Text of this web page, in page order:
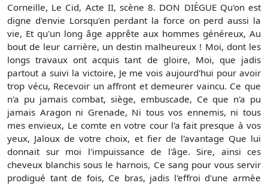
Corneille, Le Cid, Acte II, scène 8. DON DIÈGUE Qu'on est
digne d'envie Lorsqu'en perdant la force on perd aussi la
vie, Et qu'un long âge apprête aux hommes généreux, Au
bout de leur carrière, un destin malheureux ! Moi, dont les
longs travaux ont acquis tant de gloire, Moi, que jadis
partout a suivi la victoire, Je me vois aujourd'hui pour avoir
trop vécu, Recevoir un affront et demeurer vaincu. Ce que
n'a pu jamais combat, siège, embuscade, Ce que n'a pu
jamais Aragon ni Grenade, Ni tous vos ennemis, ni tous
mes envieux, Le comte en votre cour l'a fait presque à vos
yeux, Jaloux de votre choix, et fier de l'avantage Que lui
donnait sur moi l'impuissance de l'âge. Sire, ainsi ces
cheveux blanchis sous le harnois, Ce sang pour vous servir
prodigué tant de fois, Ce bras, jadis l'effroi d'une armèe